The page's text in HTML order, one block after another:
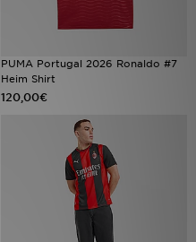
PUMA Portugal 2026 Ronaldo #7
Heim Shirt
120,00€